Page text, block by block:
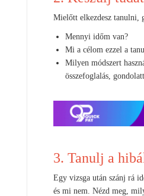
Mielőtt elkezdesz tanulni,
Mennyi időm van?
Mi a célom ezzel a
Milyen módszert
összefoglalás,
3. Tanulj a
Egy vizsga után szánj rá
és mi nem. Nézd meg,